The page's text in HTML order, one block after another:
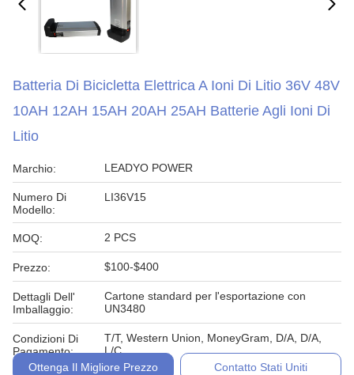
Batteria Di Bicicletta Elettrica A Ioni Di Litio 36V 48V
10AH 12AH 15AH 20AH 25AH Batterie Agli Ioni Di
Litio
Marchio: LEADYO POWER
Numero Di
Modello:
LI36V15
MOQ: 2 PCS
Prezzo: $100-$400
Dettagli Dell'
Imballaggio:
Cartone standard per l'esportazione con
UN3480
Condizioni Di
Pagamento:
T/T, Western Union, MoneyGram, D/A, D/A,
L/C
Ottenga Il Migliore Prezzo
Contatto Stati Uniti